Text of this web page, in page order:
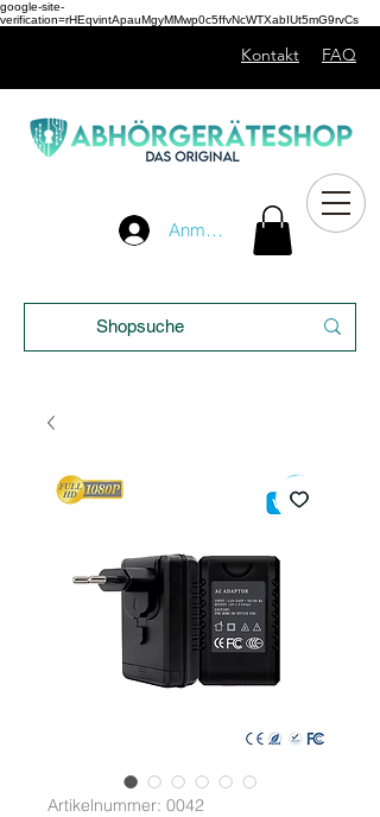
google-site-
verification=rHEqvintApauMgyMMwp0c5ffvNcWTXabIUt5mG9rvCs
Anmelden
Kontakt FAQ
Artikelnummer: 0042